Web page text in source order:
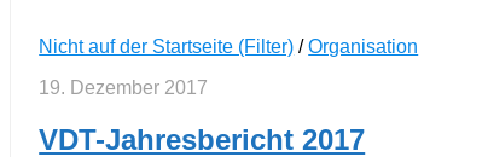
Nicht auf der Startseite (Filter) /Organisation
19. Dezember 2017
VDT-Jahresbericht 2017